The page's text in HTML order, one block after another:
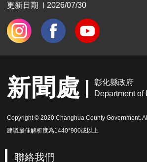
更新日期 2026/07/30
新聞處
彰化縣政府
Department of
Copyright © 2020 Changhua County Government.
建議最佳解析度為1440*900或以上
聯絡我們